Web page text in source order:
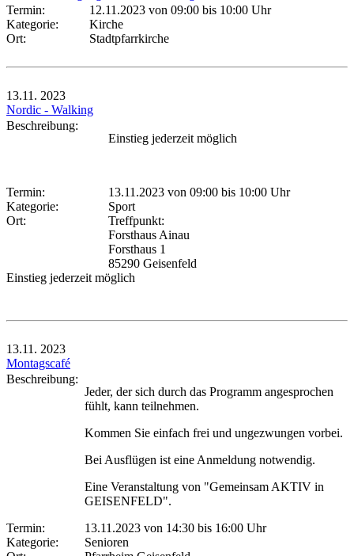
Termin:
12.11.2023 von 09:00 bis 10:00 Uhr
Kategorie:
Kirche
Ort:
Stadtpfarrkirche
13.11. 2023
Nordic - Walking
Beschreibung:
Einstieg jederzeit möglich
Termin: 13.11.2023 von 09:00 bis 10:00 Uhr
Kategorie:
Sport
Ort:
Treffpunkt:
Forsthaus Ainau
Forsthaus 1
85290 Geisenfeld
Einstieg jederzeit möglich
13.11. 2023
Montagscafé
Beschreibung:
Jeder, der sich durch das Programm angesprochen
fühlt, kann teilnehmen.
Kommen Sie einfach frei und ungezwungen vorbei.
Bei Ausflügen ist eine Anmeldung notwendig.
Eine Veranstaltung von "Gemeinsam AKTIV in
GEISENFELD".
Termin:
13.11.2023 von 14:30 bis 16:00 Uhr
Kategorie:
Senioren